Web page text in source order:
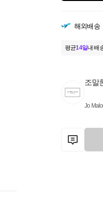
해외배송
평균14일내 배
조말
Jo